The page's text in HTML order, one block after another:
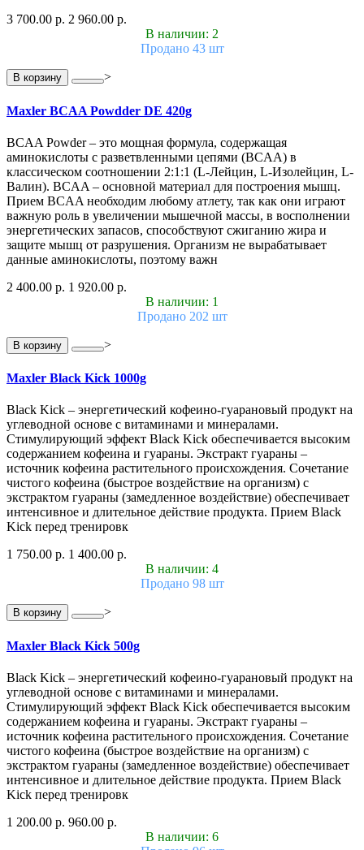
3 700.00 р. 2 960.00 р.
В наличии: 2
Продано 43 шт
В корзину >
Maxler BCAA Powdder DE 420g
BCAA Powder – это мощная формула, содержащая
аминокислоты с разветвленными цепями (BCAA) в
классическом соотношении 2:1:1 (L-Лейцин, L-Изолейцин, L-
Валин). BCAA – основной материал для построения мышц.
Прием BCAA необходим любому атлету, так как они играют
важную роль в увеличении мышечной массы, в восполнении
энергетических запасов, способствуют сжиганию жира и
защите мышц от разрушения. Организм не вырабатывает
данные аминокислоты, поэтому важн
2 400.00 р. 1 920.00 р.
В наличии: 1
Продано 202 шт
В корзину >
Maxler Black Kick 1000g
Black Kick – энергетический кофеино-гуарановый продукт на
углеводной основе с витаминами и минералами.
Стимулирующий эффект Black Kick обеспечивается высоким
содержанием кофеина и гуараны. Экстракт гуараны –
источник кофеина растительного происхождения. Сочетание
чистого кофеина (быстрое воздействие на организм) с
экстрактом гуараны (замедленное воздействие) обеспечивает
интенсивное и длительное действие продукта. Прием Black
Kick перед тренировк
1 750.00 р. 1 400.00 р.
В наличии: 4
Продано 98 шт
В корзину >
Maxler Black Kick 500g
Black Kick – энергетический кофеино-гуарановый продукт на
углеводной основе с витаминами и минералами.
Стимулирующий эффект Black Kick обеспечивается высоким
содержанием кофеина и гуараны. Экстракт гуараны –
источник кофеина растительного происхождения. Сочетание
чистого кофеина (быстрое воздействие на организм) с
экстрактом гуараны (замедленное воздействие) обеспечивает
интенсивное и длительное действие продукта. Прием Black
Kick перед тренировк
1 200.00 р. 960.00 р.
В наличии: 6